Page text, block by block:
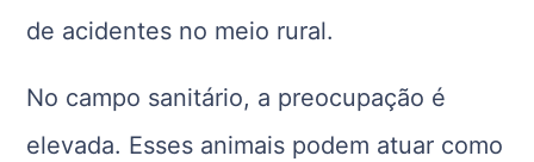
de acidentes no meio rural.
No campo sanitário, a preocupação é
elevada. Esses animais podem atuar como